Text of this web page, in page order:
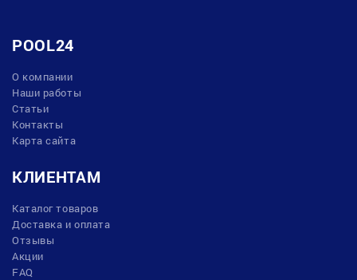
POOL24
О компании
Наши работы
Статьи
Контакты
Карта сайта
КЛИЕНТАМ
Каталог товаров
Доставка и оплата
Отзывы
Акции
FAQ